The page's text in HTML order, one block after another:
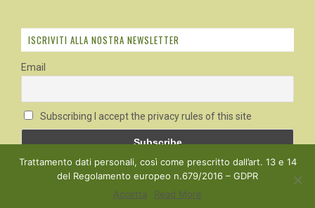
ISCRIVITI ALLA NOSTRA NEWSLETTER
Email
Subscribing I accept the privacy rules of this site
Copyright © 2020 Mediterranea Belfiore -Privacy Policy
Trattamento dati personali, così come prescritto dall’art. 13 e 14
del Regolamento europeo n.679/2016 – GDPR
Accetta
Read More